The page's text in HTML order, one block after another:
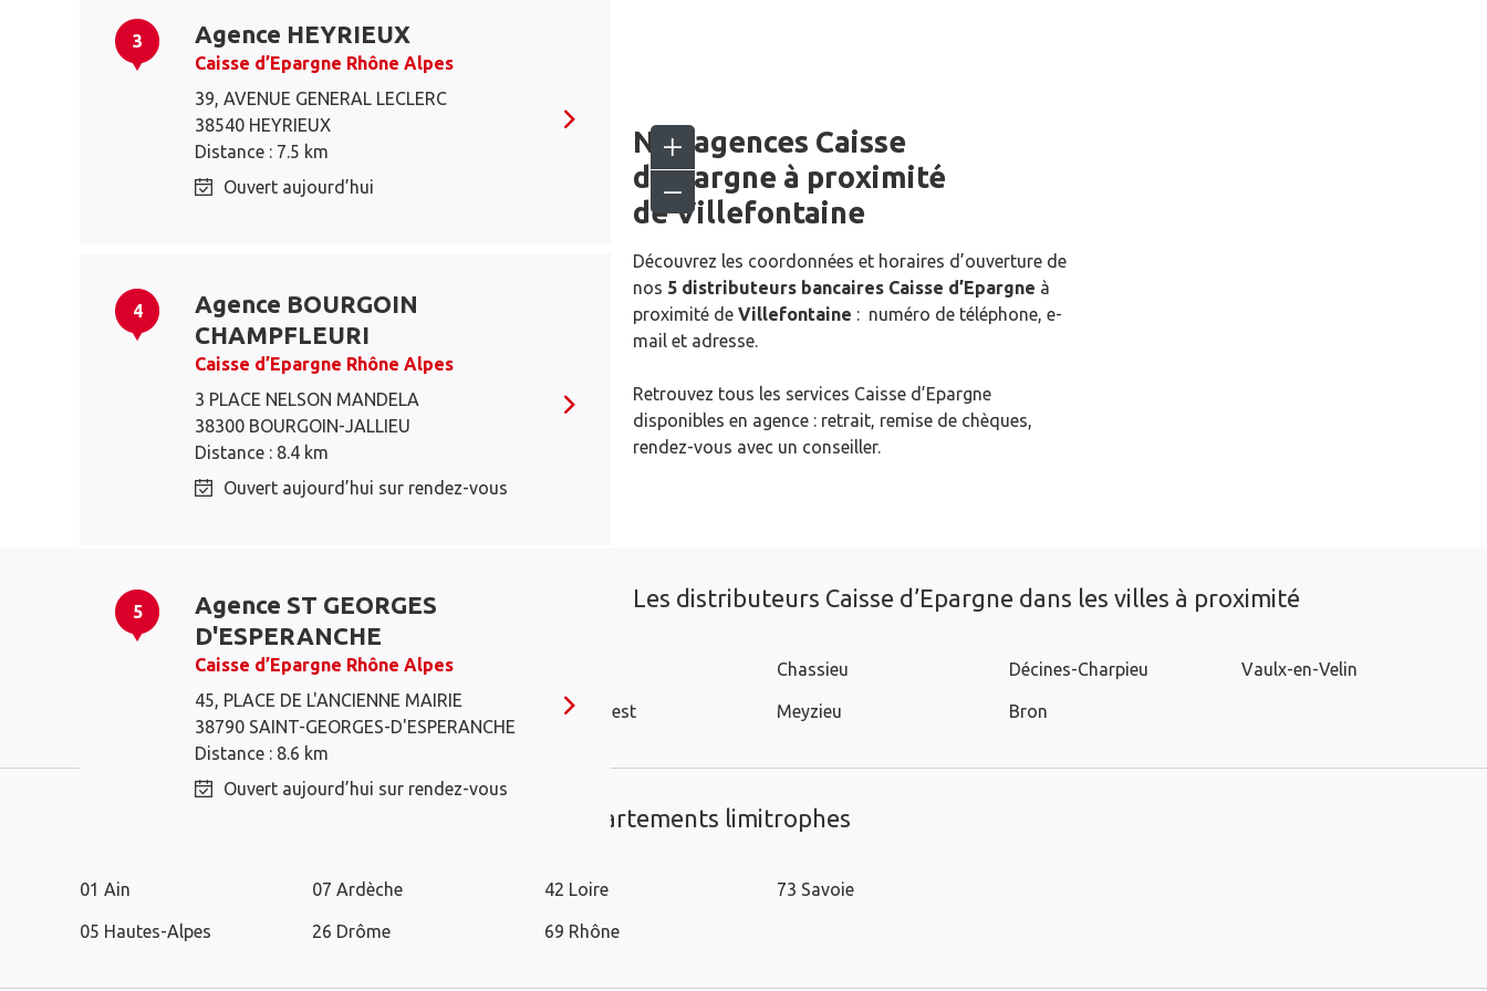
3 Agence HEYRIEUX
Caisse d’Epargne Rhône Alpes
39, AVENUE GENERAL LECLERC
38540 HEYRIEUX
Distance : 7.5 km
Ouvert aujourd’hui
4
Agence BOURGOIN
CHAMPFLEURI
Caisse d’Epargne Rhône Alpes
3 PLACE NELSON MANDELA
38300 BOURGOIN-JALLIEU
Distance : 8.4 km
Ouvert aujourd’hui sur rendez-vous
5
Agence ST GEORGES
D'ESPERANCHE
Caisse d’Epargne Rhône Alpes
45, PLACE DE L'ANCIENNE MAIRIE
38790 SAINT-GEORGES-D'ESPERANCHE
Distance : 8.6 km
Ouvert aujourd’hui sur rendez-vous
Nos agences Caisse
d’Epargne à proximité
deVillefontaine
Découvrez les coordonnées et horaires d’ouverture de
nos 5 distributeurs bancaires Caisse d’Epargne à
proximité de Villefontaine : numéro de téléphone, e-
mail et adresse.
Retrouvez tous les services Caisse d’Epargne
disponibles en agence : retrait, remise de chèques,
rendez-vous avec un conseiller.
Les distributeurs Caisse d’Epargne dans les villes à proximité
Bourgoin-Jallieu
Mions Saint-Priest
Chassieu
Meyzieu
Décines-Charpieu
Bron
Vaulx-en-Velin
Les distributeurs Caisse d’Epargne dans les départements limitrophes
01 Ain
05 Hautes-Alpes
07 Ardèche
26 Drôme
42 Loire
69 Rhône
73 Savoie